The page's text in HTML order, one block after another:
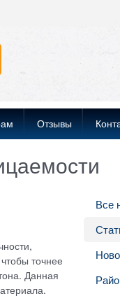
Отзывы
точнее
Данная
Все